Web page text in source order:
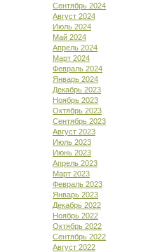
Сентябрь 2024
Август 2024
Июль 2024
Май 2024
Апрель 2024
Март 2024
Февраль 2024
Январь 2024
Декабрь 2023
Ноябрь 2023
Октябрь 2023
Сентябрь 2023
Август 2023
Июль 2023
Июнь 2023
Апрель 2023
Март 2023
Февраль 2023
Январь 2023
Декабрь 2022
Ноябрь 2022
Октябрь 2022
Сентябрь 2022
Август 2022